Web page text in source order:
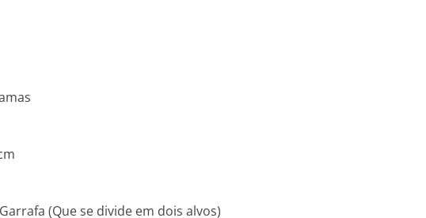
(Que se divide em dois alvos)